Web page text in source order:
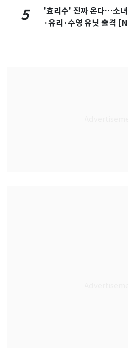
5
'효리수' 진짜 온다…소녀
·유리·수영 유닛 출격